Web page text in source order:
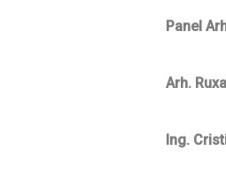
Panel
Arh.
Ing.